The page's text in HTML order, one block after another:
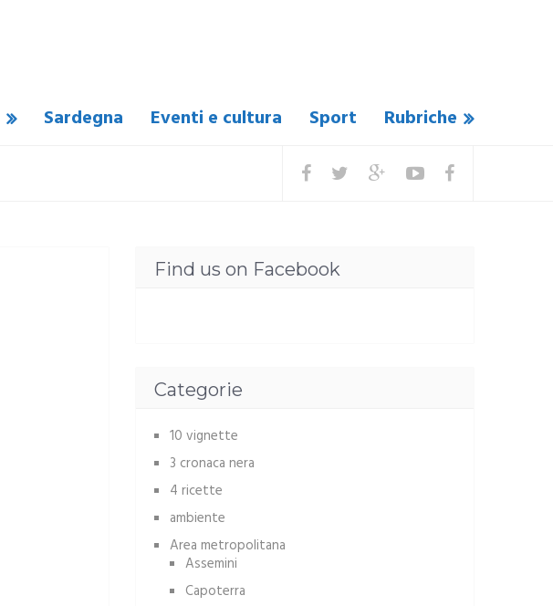
Sardegna Eventi e cultura Sport Rubriche
Find us on Facebook
Categorie
10 vignette
3 cronaca nera
4 ricette
ambiente
Area metropolitana
Assemini
Capoterra